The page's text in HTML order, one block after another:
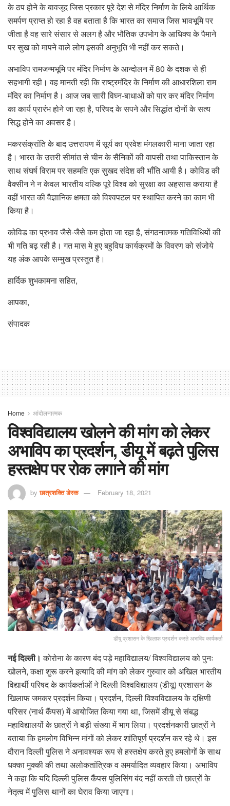
के ठप होने के बावजूद जिस प्रकार पूरे देश से मंदिर निर्माण के लिये आर्थिक
समर्पण प्राप्त हो रहा है वह बताता है कि भारत का समाज जिस भावभूमि पर
जीता है वह सारे संसार से अलग है और भौतिक उपभोग के आधिक्य के पैमाने
पर सुख को मापने वाले लोग इसकी अनुभूति भी नहीं कर सकते।
अभाविप रामजन्मभूमि पर मंदिर निर्माण के आन्दोलन में 80 के दशक से ही
सहभागी रही। वह मानती रही कि राष्ट्रमंदिर के निर्माण की आधारशिला राम
मंदिर का निर्माण है। आज जब सारी विघ्न-बाधाओं को पार कर मंदिर निर्माण
का कार्य प्रारंभ होने जा रहा है, परिषद के सपने और सिद्धांत दोनों के सत्य
सिद्ध होने का अवसर है।
मकरसंक्रांति के बाद उत्तरायण में सूर्य का प्रवेश मंगलकारी माना जाता रहा
है। भारत के उत्तरी सीमांत से चीन के सैनिकों की वापसी तथा पाकिस्तान के
साथ संघर्ष विराम पर सहमति एक सुखद संदेश की भाँति आयी है। कोविड की
वैक्सीन ने न केवल भारतीय वल्कि पूरे विश्व को सुरक्षा का अहसास कराया है
वहीं भारत की वैज्ञानिक क्षमता को विश्वपटल पर स्थापित करने का काम भी
किया है।
कोविड का प्रभाव जैसे-जैसे कम होता जा रहा है, संगठनात्मक गतिविधियों की
भी गति बढ़ रही है। गत मास मे हुए बहुविध कार्यक्रमों के विवरण को संजोये
यह अंक आपके सम्मुख प्रस्तुत है।
हार्दिक शुभकामना सहित,
आपका,
संपादक
Home आंदोलनात्मक
विश्वविद्यालय खोलने की मांग को लेकर
अभाविप का प्रदर्शन, डीयू में बढ़ते पुलिस
हस्तक्षेप पर रोक लगाने की मांग
by छात्रशक्ति डेस्क February 18, 2021
डीयू प्रशासन के खिलाफ प्रदर्शन करते अभाविप कार्यकर्ता
नई दिल्ली। कोरोना के कारण बंद पड़े महाविद्यालय/ विश्वविद्यालय को पुनः
खोलने, कक्षा शुरू करने इत्यादि की मांग को लेकर गुरुवार को अखिल भारतीय
विद्यार्थी परिषद के कार्यकर्ताओं ने दिल्ली विश्वविद्यालय (डीयू) प्रशासन के
खिलाफ जमकर प्रदर्शन किया। प्रदर्शन, दिल्ली विश्वविद्यालय के दक्षिणी
परिसर (नार्थ कैंपस) में आयोजित किया गया था, जिसमें डीयू से संबद्ध
महाविद्यालयों के छात्रों ने बड़ी संख्या में भाग लिया। प्रदर्शनकारी छात्रों ने
बताया कि हमलोग विभिन्न मांगों को लेकर शांतिपूर्ण प्रदर्शन कर रहे थे। इस
दौरान दिल्ली पुलिस ने अनावश्यक रूप से हस्तक्षेप करते हुए हमलोगों के साथ
धक्का मुक्की की तथा अलोकतांत्रिक व अमर्यादित व्यवहार किया। अभाविप
ने कहा कि यदि दिल्ली पुलिस कैंपस पुलिसिंग बंद नहीं करती तो छात्रों के
नेतृत्व में पुलिस थानों का घेराव किया जाएगा।